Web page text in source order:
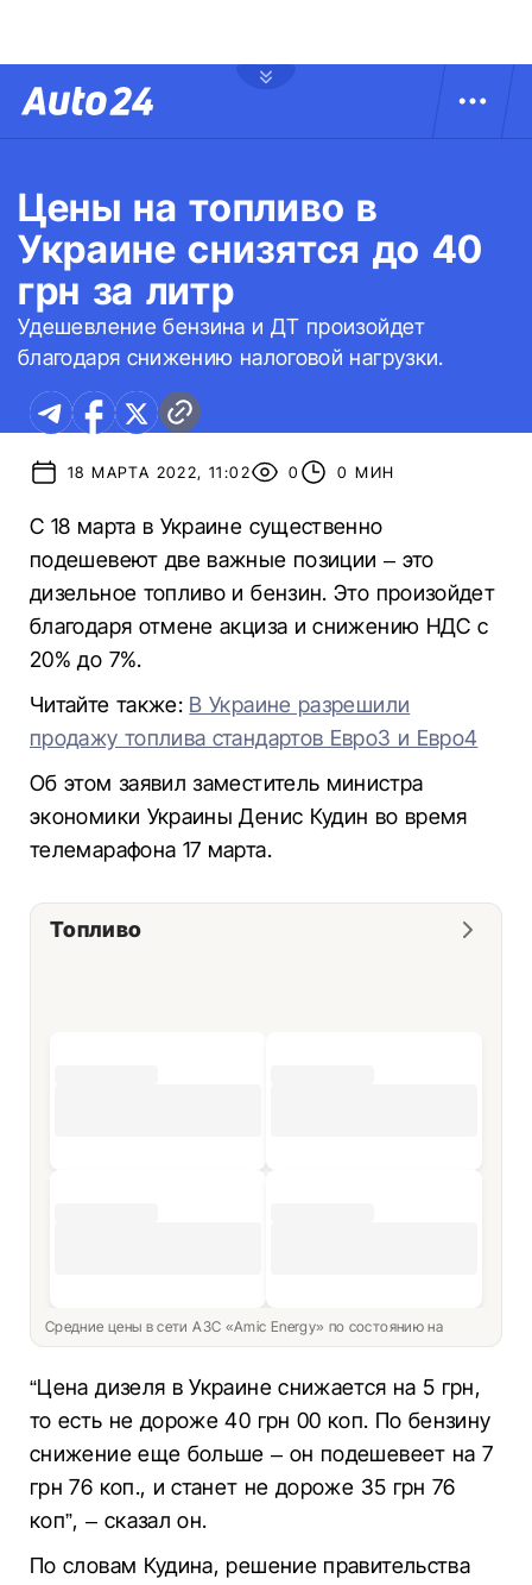
Цены на топливо в
Украине снизятся до 40
грн за литр
Удешевление бензина и ДТ произойдет
благодаря снижению налоговой нагрузки.
18 МАРТА 2022, 11:02 0 0 МИН
С 18 марта в Украине существенно
подешевеют две важные позиции – это
дизельное топливо и бензин. Это произойдет
благодаря отмене акциза и снижению НДС с
20% до 7%.
Читайте также: В Украине разрешили
продажу топлива стандартов Евро3 и Евро4
Об этом заявил заместитель министра
экономики Украины Денис Кудин во время
телемарафона 17 марта.
Топливо
Средние цены в сети АЗС «Amic Energy» по состоянию на
“Цена дизеля в Украине снижается на 5 грн,
то есть не дороже 40 грн 00 коп. По бензину
снижение еще больше – он подешевеет на 7
грн 76 коп., и станет не дороже 35 грн 76
коп”, – сказал он.
По словам Кудина, решение правительства